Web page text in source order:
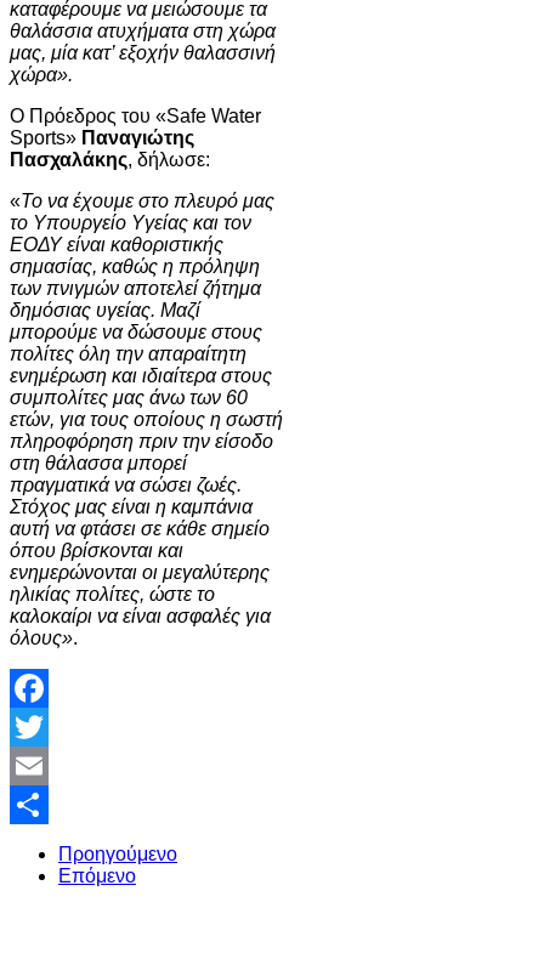
καταφέρουμε να μειώσουμε τα
θαλάσσια ατυχήματα στη χώρα
μας, μία κατ’ εξοχήν θαλασσινή
χώρα».
Ο Πρόεδρος του «Safe Water
Sports» Παναγιώτης
Πασχαλάκης, δήλωσε:
«Το να έχουμε στο πλευρό μας
το Υπουργείο Υγείας και τον
ΕΟΔΥ είναι καθοριστικής
σημασίας, καθώς η πρόληψη
των πνιγμών αποτελεί ζήτημα
δημόσιας υγείας. Μαζί
μπορούμε να δώσουμε στους
πολίτες όλη την απαραίτητη
ενημέρωση και ιδιαίτερα στους
συμπολίτες μας άνω των 60
ετών, για τους οποίους η σωστή
πληροφόρηση πριν την είσοδο
στη θάλασσα μπορεί
πραγματικά να σώσει ζωές.
Στόχος μας είναι η καμπάνια
αυτή να φτάσει σε κάθε σημείο
όπου βρίσκονται και
ενημερώνονται οι μεγαλύτερης
ηλικίας πολίτες, ώστε το
καλοκαίρι να είναι ασφαλές για
όλους».
Facebook
Twitter
Email
Share
Προηγούμενο
Επόμενο